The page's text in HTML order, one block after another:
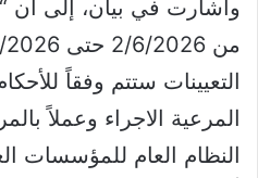
وأشارت في بيان، إلى أن
التعيينات ستتم وفقاً
المرعية الاجراء وعملاً
النظام العام للمؤسسات